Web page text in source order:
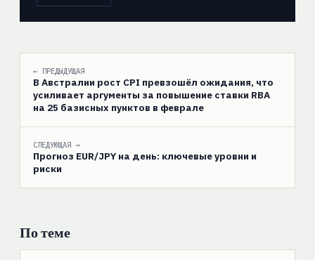
← ПРЕДЫДУЩАЯ
В Австралии рост CPI превзошёл ожидания, что
усиливает аргументы за повышение ставки RBA
на 25 базисных пунктов в феврале
СЛЕДУЮЩАЯ →
Прогноз EUR/JPY на день: ключевые уровни и
риски
По теме